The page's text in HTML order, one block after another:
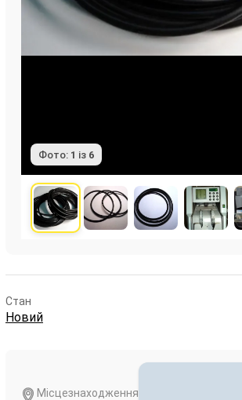
Фото: 1 із 6
Стан
Новий
Місцезнаходження